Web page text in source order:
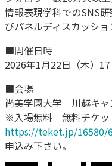
情報表現学科でのSNS
びパネルディスカッショ
■開催日時
2026年1月22日（木）
■会場
尚美学園大学 川越キ
※入場無料 無料チケッ
https://teket.jp/16580/
申込み下さい。